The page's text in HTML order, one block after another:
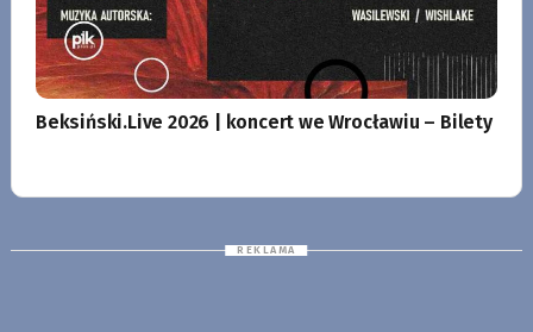
Beksiński.Live 2026 | koncert we Wrocławiu – Bilety